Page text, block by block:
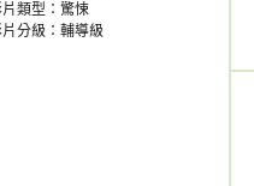
類型：驚悚
分級：輔導級